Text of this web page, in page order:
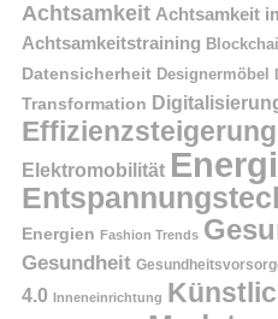
Achtsamkeit Achtsamkeit
Achtsamkeitstraining
Datensicherheit Designermöbel
Transformation
Effizienzsteigerung
Elektromobilität
Energien Fashion Trends
Gesundheit
4.0
Inneneinrichtung